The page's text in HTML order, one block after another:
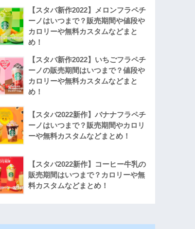
【スタバ新作2022】メロンフラペチ
ーノはいつまで？販売期間や値段や
カロリーや無料カスタムなどまと
め！
【スタバ新作2022】いちごフラペチ
ーノの販売期間はいつまで？値段や
カロリーや無料カスタムなどまと
め！
【スタバ2022新作】バナナフラペチ
ーノはいつまで？販売期間やカロリ
ーや無料カスタムなどまとめ！
【スタバ2022新作】コーヒー牛乳の
販売期間はいつまで？カロリーや無
料カスタムなどまとめ！